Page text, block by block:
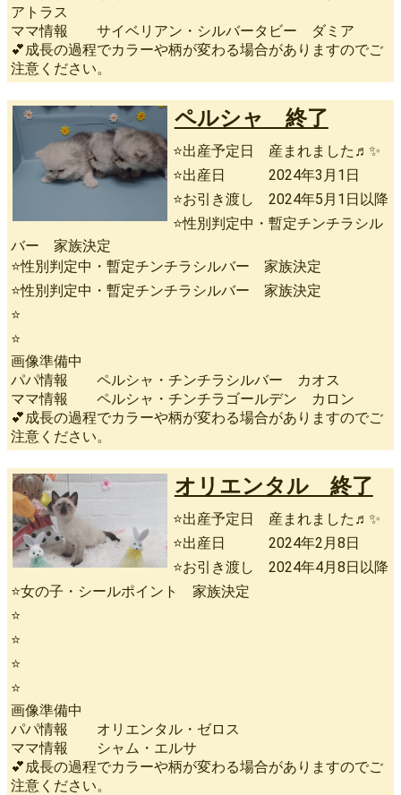
アトラス
ママ情報 サイベリアン・シルバータビー ダミア
💕成長の過程でカラーや柄が変わる場合がありますのでご
注意ください。
ペルシャ 終了
⭐出産予定日 産まれました♬✨
⭐出産日 2024年3月1日
⭐お引き渡し 2024年5月1日以降
⭐性別判定中・暫定チンチラシル
バー 家族決定
⭐性別判定中・暫定チンチラシルバー 家族決定
⭐性別判定中・暫定チンチラシルバー 家族決定
⭐
⭐
画像準備中
パパ情報 ペルシャ・チンチラシルバー カオス
ママ情報 ペルシャ・チンチラゴールデン カロン
💕成長の過程でカラーや柄が変わる場合がありますのでご
注意ください。
オリエンタル 終了
⭐出産予定日 産まれました♬✨
⭐出産日 2024年2月8日
⭐お引き渡し 2024年4月8日以降
⭐女の子・シールポイント 家族決定
⭐
⭐
⭐
⭐
画像準備中
パパ情報 オリエンタル・ゼロス
ママ情報 シャム・エルサ
💕成長の過程でカラーや柄が変わる場合がありますのでご
注意ください。